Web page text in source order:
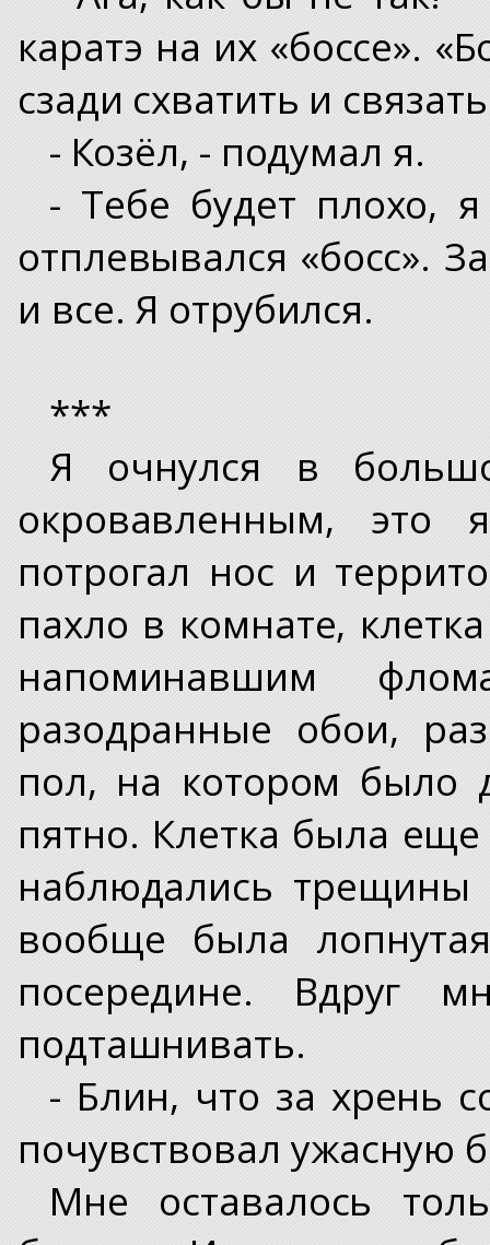
каратэ на их «боссе».
сзади схватить и
- Козёл, - подумал я.
- Тебе будет плохо,
отплевывался «босс».
и все. Я отрубился.
***
Я очнулся в
окровавленным, это
потрогал нос и
пахло в комнате,
напоминавшим
разодранные обои,
пол, на котором было
пятно. Клетка была
наблюдались
вообще была
посередине. Вдруг
подташнивать.
- Блин, что за хрень
почувствовал ужасную
Мне оставалось